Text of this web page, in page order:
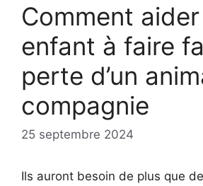
Comment
enfant à faire
perte d’un
compagnie
25 septembre 2024
Ils auront besoin de plus que